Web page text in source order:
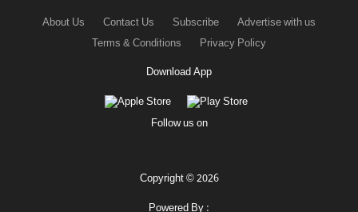
About Us Contact Us Subscribe
Advertise with us
Terms & Conditions
Privacy Policy
Download App
Follow us on
Copyright © 2026
Powered By :